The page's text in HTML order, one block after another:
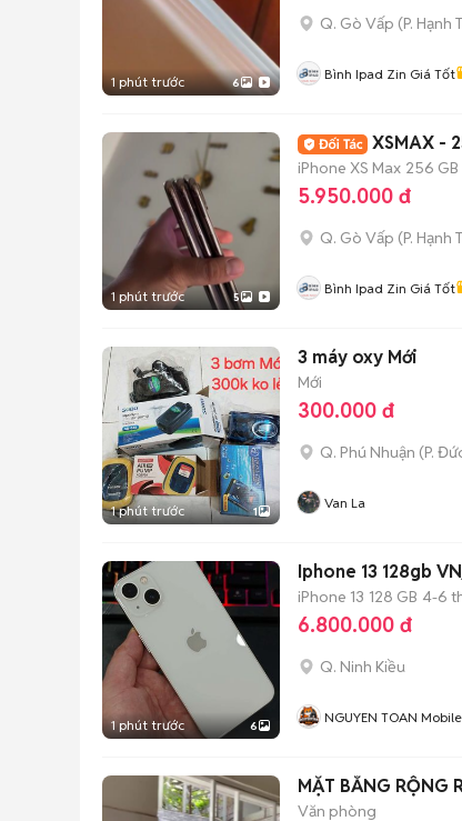
1 phút trước 6
Q. Gò Vấp (P. Hạnh
Bình Ipad Zin Giá Tốt
1 phút trước 5
XSMAX -
iPhone XS Max 256 GB
5.950.000 đ
Q. Gò Vấp (P. Hạnh
Bình Ipad Zin Giá Tốt
1 phút trước 1
3 máy oxy Mới
Mới
300.000 đ
Q. Phú Nhuận (P.
Van La
1 phút trước 6
Iphone 13 128gb
iPhone 13 128 GB 4-6
6.800.000 đ
Q. Ninh Kiều
NGUYEN TOAN
MẶT BẰNG RỘNG
Văn phòng